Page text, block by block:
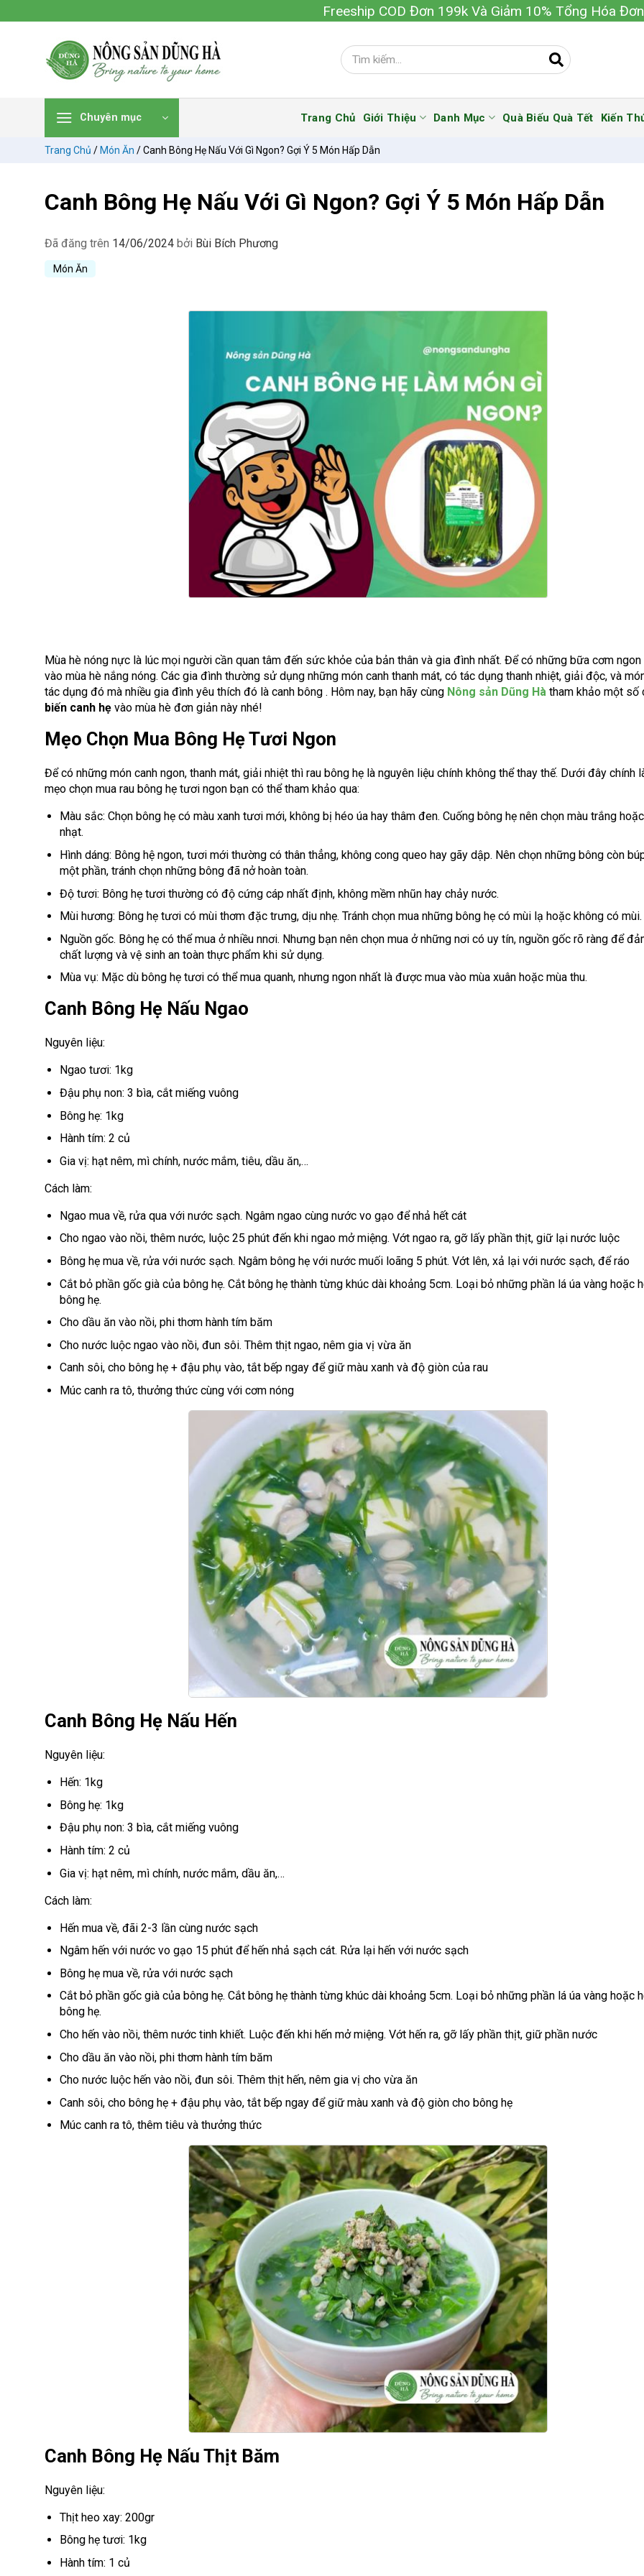
đến
Freeship COD Đơn 199k Và Giảm 10% Tổng Hóa Đơn
Chuyên mục Trang Chủ Giới Thiệu Danh Mục Quà Biếu Quà Tết Kiến
Trang Chủ / Món Ăn /Canh Bông Hẹ Nấu Với Gì Ngon? Gợi Ý 5 Món Hấp Dẫn
Canh Bông Hẹ Nấu Với Gì Ngon? Gợi Ý 5 Món Hấp Dẫn
Đã đăng trên 14/06/2024 bởi Bùi Bích Phương
Món Ăn
Mùa hè nóng nực là lúc mọi người cần quan tâm đến sức khỏe của bản thân và gia đình nhất. Để có những bữa cơm ngon
vào mùa hè nắng nóng. Các gia đình thường sử dụng những món canh thanh mát, có tác dụng thanh nhiệt, giải độc, và
tác dụng đó mà nhiều gia đình yêu thích đó là canh bông . Hôm nay, bạn hãy cùng Nông sản Dũng Hà tham khảo một số
biến canh hẹ vào mùa hè đơn giản này nhé!
Mẹo Chọn Mua Bông Hẹ Tươi Ngon
Để có những món canh ngon, thanh mát, giải nhiệt thì rau bông hẹ là nguyên liệu chính không thể thay thế. Dưới đây chính
mẹo chọn mua rau bông hẹ tươi ngon bạn có thể tham khảo qua:
Màu sắc: Chọn bông hẹ có màu xanh tươi mới, không bị héo úa hay thâm đen. Cuống bông hẹ nên chọn màu trắng
nhạt.
Hình dáng: Bông hệ ngon, tươi mới thường có thân thẳng, không cong queo hay gãy dập. Nên chọn những bông còn
một phần, tránh chọn những bông đã nở hoàn toàn.
Độ tươi: Bông hẹ tươi thường có độ cứng cáp nhất định, không mềm nhũn hay chảy nước.
Mùi hương: Bông hẹ tươi có mùi thơm đặc trưng, dịu nhẹ. Tránh chọn mua những bông hẹ có mùi lạ hoặc không có mùi.
Nguồn gốc. Bông hẹ có thể mua ở nhiều nnơi. Nhưng bạn nên chọn mua ở những nơi có uy tín, nguồn gốc rõ ràng để
chất lượng và vệ sinh an toàn thực phẩm khi sử dụng.
Mùa vụ: Mặc dù bông hẹ tươi có thể mua quanh, nhưng ngon nhất là được mua vào mùa xuân hoặc mùa thu.
Canh Bông Hẹ Nấu Ngao
Nguyên liệu:
Ngao tươi: 1kg
Đậu phụ non: 3 bìa, cắt miếng vuông
Bông hẹ: 1kg
Hành tím: 2 củ
Gia vị: hạt nêm, mì chính, nước mắm, tiêu, dầu ăn,…
Cách làm:
Ngao mua về, rửa qua với nước sạch. Ngâm ngao cùng nước vo gạo để nhả hết cát
Cho ngao vào nồi, thêm nước, luộc 25 phút đến khi ngao mở miệng. Vớt ngao ra, gỡ lấy phần thịt, giữ lại nước luộc
Bông hẹ mua về, rửa với nước sạch. Ngâm bông hẹ với nước muối loãng 5 phút. Vớt lên, xả lại với nước sạch, để ráo
Cắt bỏ phần gốc già của bông hẹ. Cắt bông hẹ thành từng khúc dài khoảng 5cm. Loại bỏ những phần lá úa vàng hoặc
bông hẹ.
Cho dầu ăn vào nồi, phi thơm hành tím băm
Cho nước luộc ngao vào nồi, đun sôi. Thêm thịt ngao, nêm gia vị vừa ăn
Canh sôi, cho bông hẹ + đậu phụ vào, tắt bếp ngay để giữ màu xanh và độ giòn của rau
Múc canh ra tô, thưởng thức cùng với cơm nóng
Canh Bông Hẹ Nấu Hến
Nguyên liệu:
Hến: 1kg
Bông hẹ: 1kg
Đậu phụ non: 3 bìa, cắt miếng vuông
Hành tím: 2 củ
Gia vị: hạt nêm, mì chính, nước mắm, dầu ăn,…
Cách làm:
Hến mua về, đãi 2-3 lần cùng nước sạch
Ngâm hến với nước vo gạo 15 phút để hến nhả sạch cát. Rửa lại hến với nước sạch
Bông hẹ mua về, rửa với nước sạch
Cắt bỏ phần gốc già của bông hẹ. Cắt bông hẹ thành từng khúc dài khoảng 5cm. Loại bỏ những phần lá úa vàng hoặc
bông hẹ.
Cho hến vào nồi, thêm nước tinh khiết. Luộc đến khi hến mở miệng. Vớt hến ra, gỡ lấy phần thịt, giữ phần nước
Cho dầu ăn vào nồi, phi thơm hành tím băm
Cho nước luộc hến vào nồi, đun sôi. Thêm thịt hến, nêm gia vị cho vừa ăn
Canh sôi, cho bông hẹ + đậu phụ vào, tắt bếp ngay để giữ màu xanh và độ giòn cho bông hẹ
Múc canh ra tô, thêm tiêu và thưởng thức
Canh Bông Hẹ Nấu Thịt Băm
Nguyên liệu:
Thịt heo xay: 200gr
Bông hẹ tươi: 1kg
Hành tím: 1 củ